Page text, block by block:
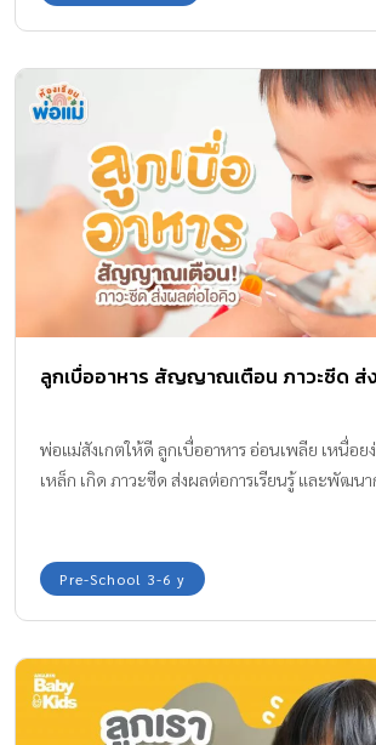
ลูกเบื่ออาหาร สัญญาณเตือน ภาวะซีด ส่
พ่อแม่สังเกตให้ดี ลูกเบื่ออาหาร อ่อนเพลีย เหนื่อยง่
เหล็ก เกิด ภาวะซีด ส่งผลต่อการเรียนรู้ และพัฒนา
Pre-School 3-6 y